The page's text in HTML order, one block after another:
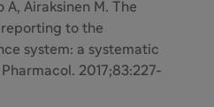
A, Airaksinen M. The
to the
system: a systematic
2017;83:227-